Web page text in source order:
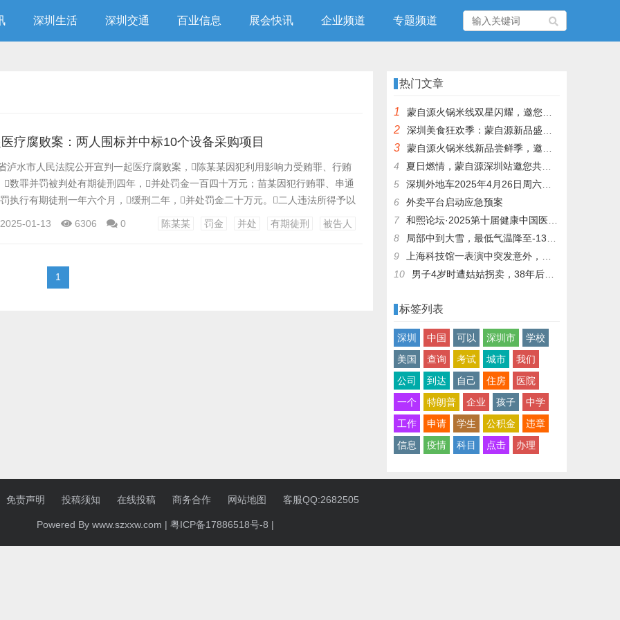
深圳生活 深圳交通 百业信息 展会快讯 企业频道 专题频道
疗腐败案：两人围标并中标10个设备采购项目
泸水市人民法院公开宣判一起医疗腐败案，陈某某因犯利用影响力受贿罪、行贿
数罪并罚被判处有期徒刑四年，并处罚金一百四十万元；苗某因犯行贿罪、串通
执行有期徒刑一年六个月，缓刑二年，并处罚金二十万元。二人违法所得予以
足部分继续追缴。 2019年初至2022年12月，陈某某利用与时任昆明某医院院长
2025-01-13 6306 0 陈某某 罚金 并处 有期徒刑 被告人
1
热门文章
1 蒙自源火锅米线双星闪耀，邀您共享辣爽夏日盛宴！
2 深圳美食狂欢季：蒙自源新品盛宴邀您品尝
3
蒙自源火锅米线新品尝鲜季，邀您共享味蕾盛宴！
4
夏日燃情，蒙自源深圳站邀您共赴美食盛宴！
5
深圳外地车2025年4月26日周六限行吗
6
外卖平台启动应急预案
7
和熙论坛·2025第十届健康中国医药连锁发展论坛在泰州举办
8
局部中到大雪，最低气温降至-13℃，济南今冬的第一场雪，或跟去年同一时间！
9
上海科技馆一表演中突发意外，机器人从高处坠落摔毁
10
男子4岁时遭姑姑拐卖，38年后终回家认亲！聋哑父母苦寻多年，母亲已抱憾离世丨红星寻人
标签列表
深圳 中国 可以 深圳市
学校
美国
查询 考试 城市
我们
公司
到达 自己 住房
医院
一个
特朗普 企业 孩子
中学
工作
申请 学生 公积金
违章
信息
疫情 科目 点击 办理
免责声明 投稿须知 在线投稿 商务合作 网站地图 客服QQ:2682505
Powered By www.szxxw.com | 粤ICP备17886518号-8 |